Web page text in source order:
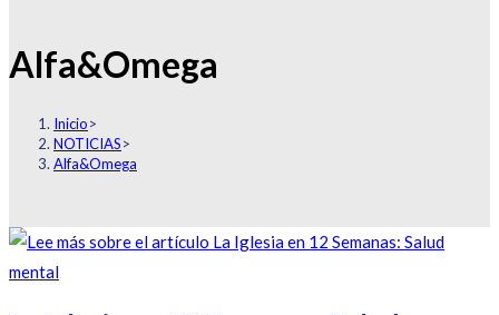
Alfa&Omega
Inicio>
NOTICIAS>
Alfa&Omega